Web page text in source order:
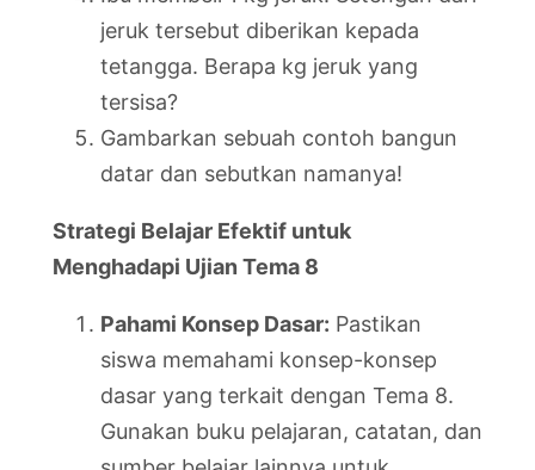
jeruk tersebut diberikan kepada
tetangga. Berapa kg jeruk yang
tersisa?
Gambarkan sebuah contoh bangun
datar dan sebutkan namanya!
Strategi Belajar Efektif untuk
Menghadapi Ujian Tema 8
Pahami Konsep Dasar: Pastikan
siswa memahami konsep-konsep
dasar yang terkait dengan Tema 8.
Gunakan buku pelajaran, catatan, dan